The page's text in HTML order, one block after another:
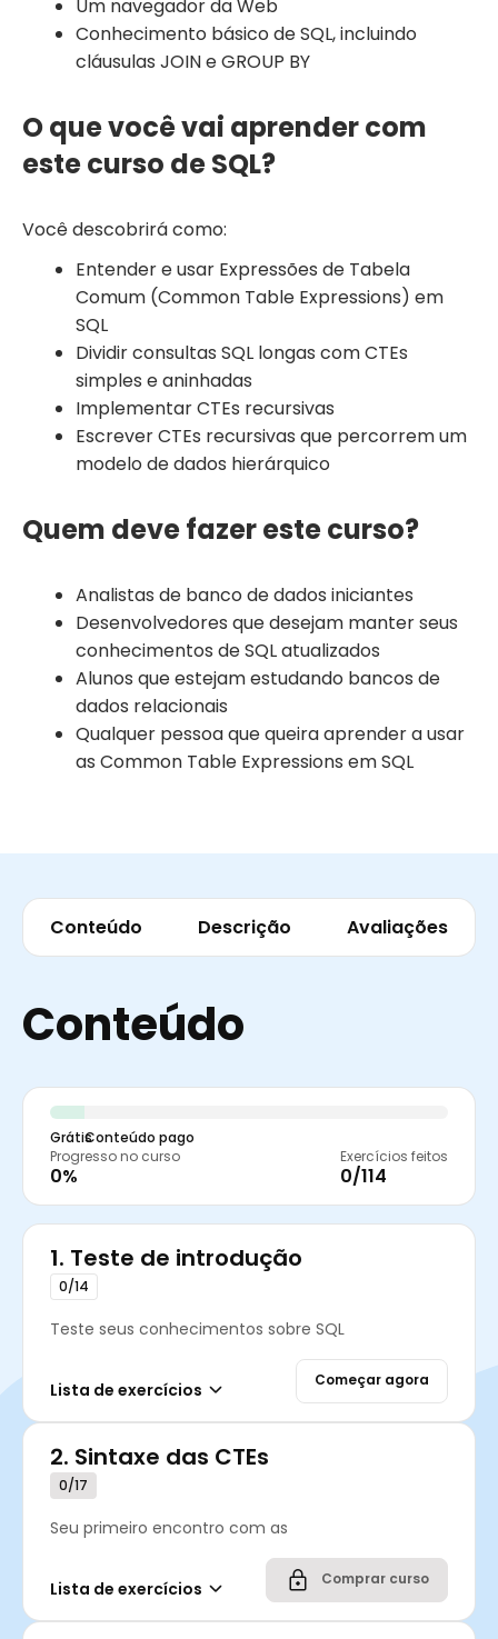
Um navegador da Web
Conhecimento básico de SQL, incluindo
cláusulas JOIN e GROUP BY
O que você vai aprender com
este curso de SQL?
Você descobrirá como:
Entender e usar Expressões de Tabela
Comum (Common Table Expressions) em
SQL
Dividir consultas SQL longas com CTEs
simples e aninhadas
Implementar CTEs recursivas
Escrever CTEs recursivas que percorrem um
modelo de dados hierárquico
Quem deve fazer este curso?
Analistas de banco de dados iniciantes
Desenvolvedores que desejam manter seus
conhecimentos de SQL atualizados
Alunos que estejam estudando bancos de
dados relacionais
Qualquer pessoa que queira aprender a usar
as Common Table Expressions em SQL
Conteúdo Descrição Avaliações
Conteúdo
GrátisConteúdo pago
Progresso no curso
0%
Exercícios feitos
0/114
1. Teste de introdução
0/14
Teste seus conhecimentos sobre SQL
Lista de exercícios Começar agora
2. Sintaxe das CTEs
0/17
Seu primeiro encontro com as
Lista de exercícios Comprar curso